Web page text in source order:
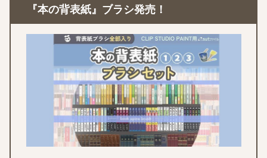
『本の背表紙』ブラシ発売！